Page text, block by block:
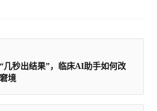
几秒出结果”，临床AI助手如何改
境